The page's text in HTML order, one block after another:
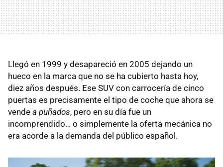
Llegó en 1999 y desapareció en 2005 dejando un
hueco en la marca que no se ha cubierto hasta hoy,
diez años después. Ese SUV con carrocería de cinco
puertas es precisamente el tipo de coche que ahora se
vende a puñados, pero en su día fue un
incomprendido… o simplemente la oferta mecánica no
era acorde a la demanda del público español.